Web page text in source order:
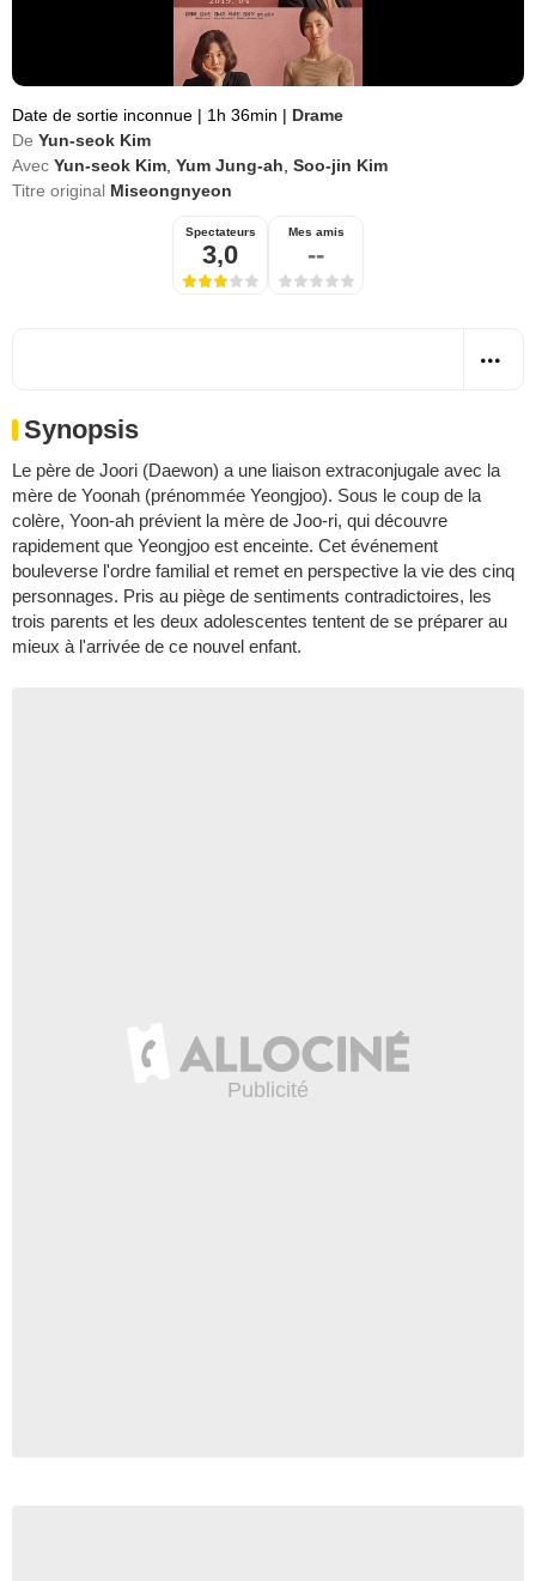
Date de sortie inconnue | 1h 36min | Drame
De Yun-seok Kim
Avec Yun-seok Kim Yum Jung-ah Soo-jin Kim
Titre original Miseongnyeon
Spectateurs
3,0
Mes amis
--
Synopsis
Le père de Joori (Daewon) a une liaison extraconjugale avec la
mère de Yoonah (prénommée Yeongjoo). Sous le coup de la
colère, Yoon-ah prévient la mère de Joo-ri, qui découvre
rapidement que Yeongjoo est enceinte. Cet événement
bouleverse l'ordre familial et remet en perspective la vie des cinq
personnages. Pris au piège de sentiments contradictoires, les
trois parents et les deux adolescentes tentent de se préparer au
mieux à l'arrivée de ce nouvel enfant.